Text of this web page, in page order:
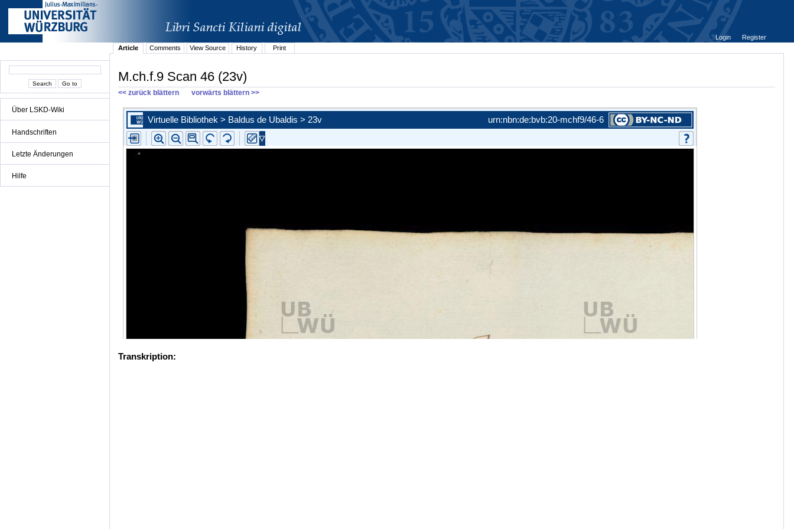
Über LSKD-Wiki
Handschriften
Letzte Änderungen
Hilfe
Login
Register
Article
Comments View Source History Print
M.ch.f.9 Scan 46 (23v)
<< zurück blättern vorwärts blättern >>
Transkription: